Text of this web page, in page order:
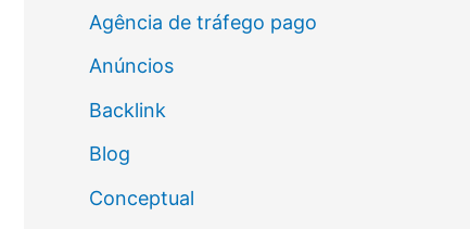
Agência de tráfego pago
Anúncios
Backlink
Blog
Conceptual